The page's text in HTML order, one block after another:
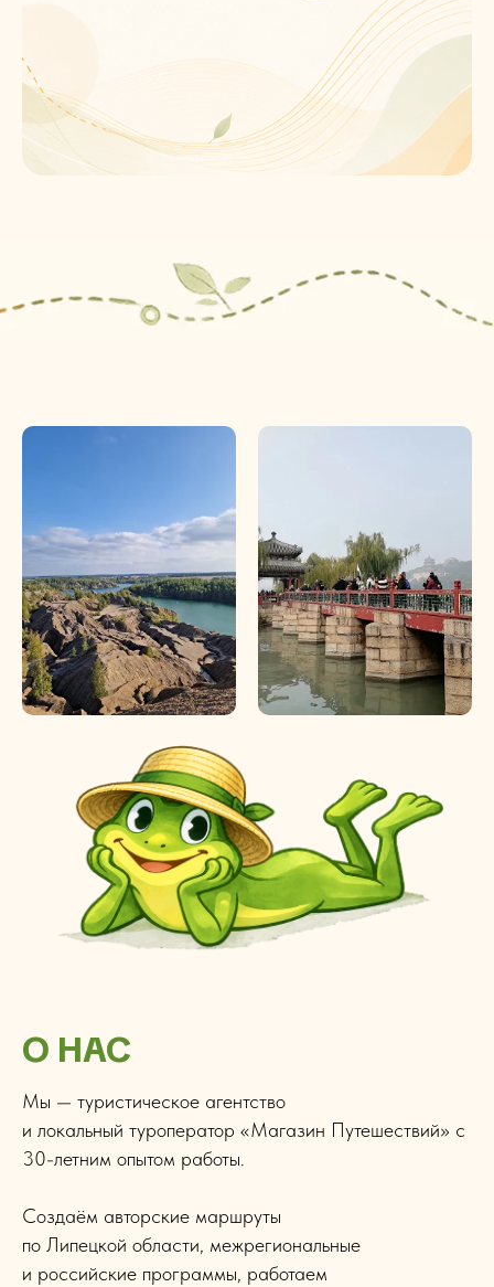
О НАС
Мы — туристическое агентство
и локальный туроператор «Магазин Путешествий» с
30-летним опытом работы.
Создаём авторские маршруты
по Липецкой области, межрегиональные
и российские программы, работаем